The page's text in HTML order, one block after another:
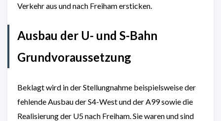
Verkehr aus und nach Freiham ersticken.
Ausbau der U- und S-Bahn
Grundvoraussetzung
Beklagt wird in der Stellungnahme beispielsweise der
fehlende Ausbau der S4-West und der A99 sowie die
Realisierung der U5 nach Freiham. Sie waren und sind